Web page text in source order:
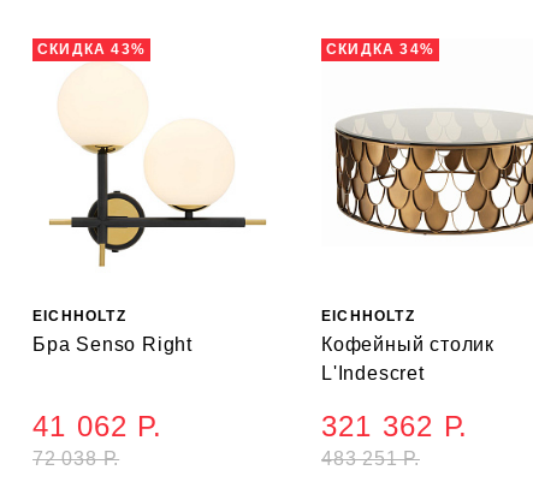
СКИДКА 43%
EICHHOLTZ
Бра Senso Right
72 038 Р.
41 062 Р.
СКИДКА 34%
EICHHOLTZ
Кофейный столик
L'Indescret
483 251 Р.
321 362 Р.